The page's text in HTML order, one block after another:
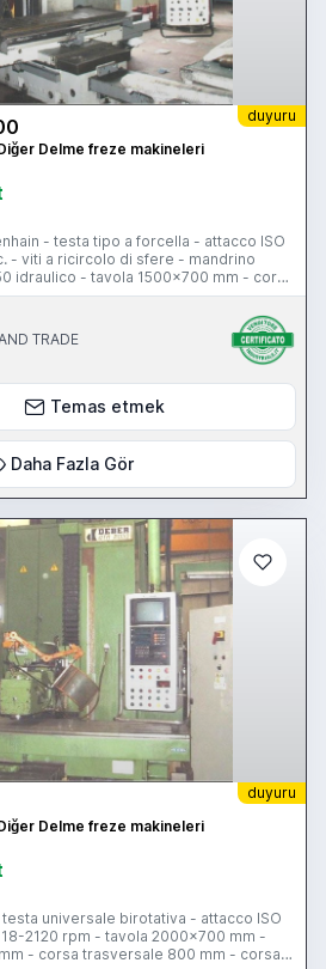
duyuru
Delme freze makineleri
- testa tipo a forcella - attacco ISO
- viti a ricircolo di sfere - mandrino
idraulico - tavola 1500x700 mm - corsa
trasversale 680 mm - corsa
di comando
TRADE
Temas etmek
Daha Fazla Gör
duyuru
Delme freze makineleri
testa universale birotativa - attacco ISO
2120 rpm - tavola 2000x700 mm -
- corsa trasversale 800 mm - corsa